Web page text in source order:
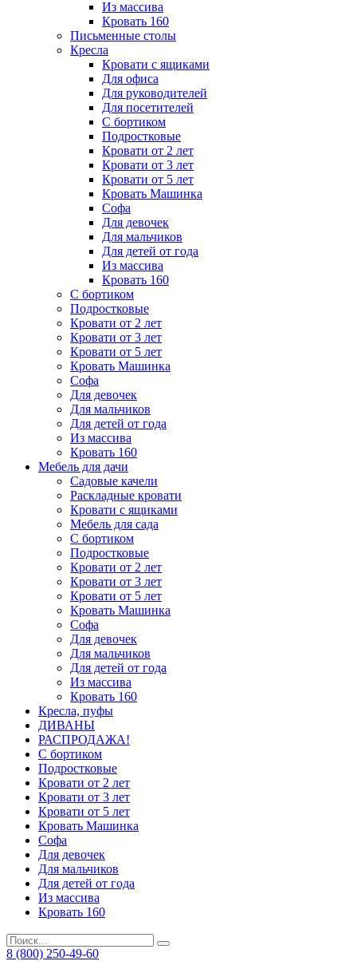
Из массива
Кровать 160
Письменные столы
Кресла
Кровати с ящиками
Для офиса
Для руководителей
Для посетителей
С бортиком
Подростковые
Кровати от 2 лет
Кровати от 3 лет
Кровати от 5 лет
Кровать Машинка
Софа
Для девочек
Для мальчиков
Для детей от года
Из массива
Кровать 160
С бортиком
Подростковые
Кровати от 2 лет
Кровати от 3 лет
Кровати от 5 лет
Кровать Машинка
Софа
Для девочек
Для мальчиков
Для детей от года
Из массива
Кровать 160
Мебель для дачи
Садовые качели
Раскладные кровати
Кровати с ящиками
Мебель для сада
С бортиком
Подростковые
Кровати от 2 лет
Кровати от 3 лет
Кровати от 5 лет
Кровать Машинка
Софа
Для девочек
Для мальчиков
Для детей от года
Из массива
Кровать 160
Кресла, пуфы
ДИВАНЫ
РАСПРОДАЖА!
С бортиком
Подростковые
Кровати от 2 лет
Кровати от 3 лет
Кровати от 5 лет
Кровать Машинка
Софа
Для девочек
Для мальчиков
Для детей от года
Из массива
Кровать 160
8 (800) 250-49-60